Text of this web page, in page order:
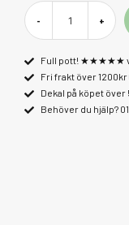
- +
Full pott! ★★★★★
Fri frakt över 1200kr
Dekal på köpet över
Behöver du hjälp?